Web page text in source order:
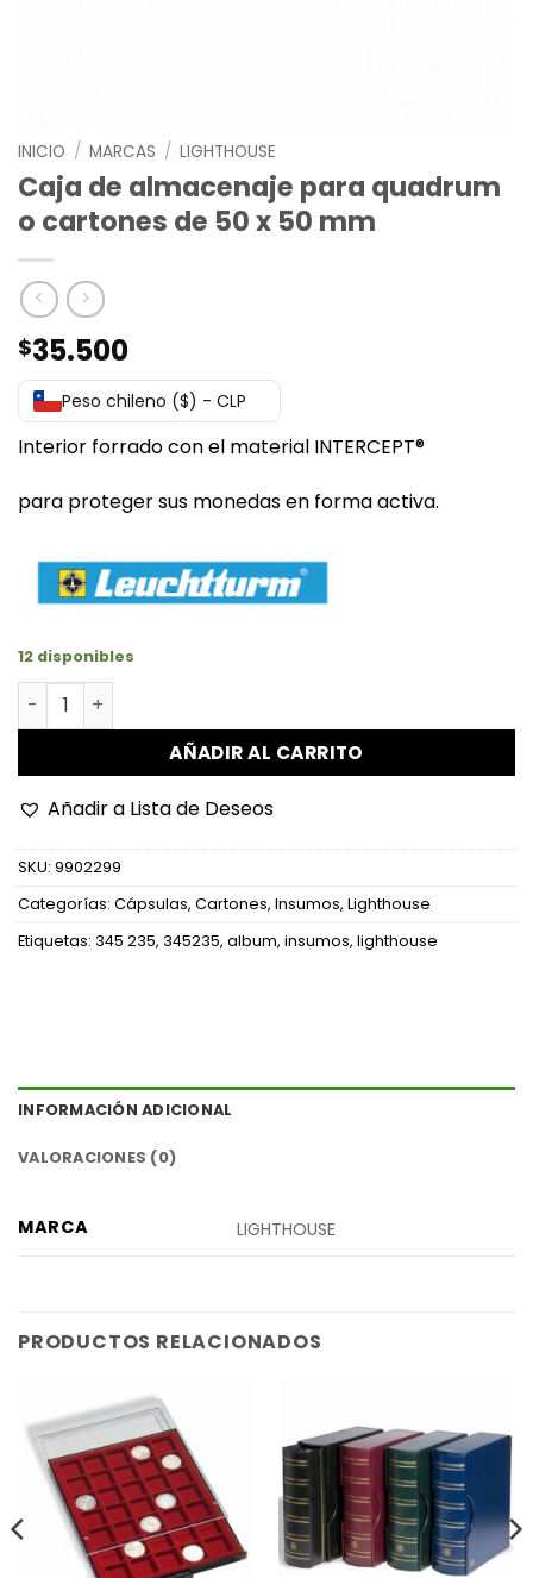
INICIO / MARCAS / LIGHTHOUSE
Caja de almacenaje para quadrum
o cartones de 50 x 50 mm
$35.500
Peso chileno ($) - CLP
Interior forrado con el material INTERCEPT®
para proteger sus monedas en forma activa.
12 disponibles
Caja de almacenaje para quadrum o cartones de 50 x
AÑADIR AL CARRITO
Añadir a Lista de Deseos
SKU: 9902299
Categorías: Cápsulas, Cartones, Insumos, Lighthouse
Etiquetas: 345 235, 345235, album, insumos, lighthouse
INFORMACIÓN ADICIONAL
VALORACIONES (0)
MARCA LIGHTHOUSE
PRODUCTOS RELACIONADOS